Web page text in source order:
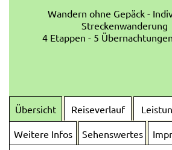
Wandern ohne Gepäck -
Streckenwanderung
4 Etappen - 5
Übersicht Reiseverlauf
Weitere Infos Sehenswertes